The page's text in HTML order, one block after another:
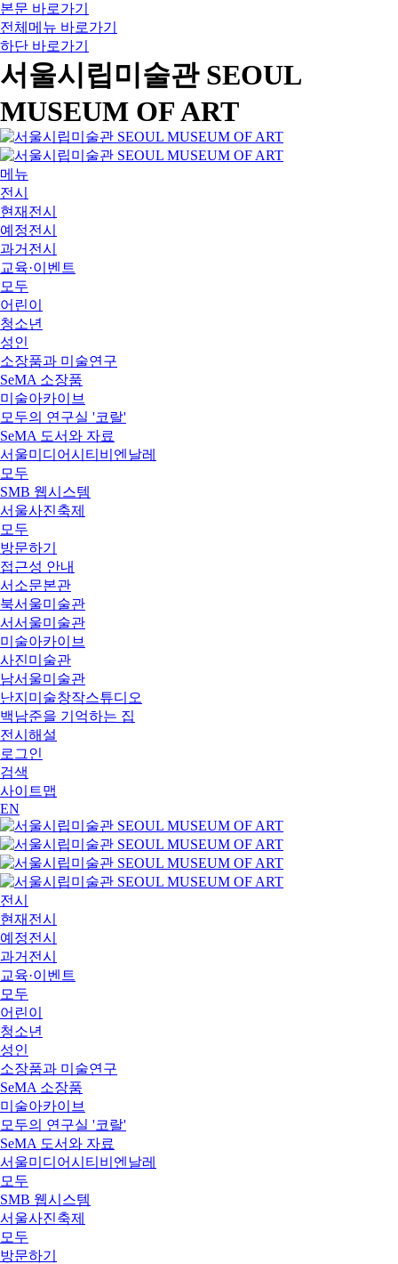
본문 바로가기
전체메뉴 바로가기
하단 바로가기
서울시립미술관 SEOUL
MUSEUM OF ART
메뉴
전시
현재전시
예정전시
과거전시
교육·이벤트
모두
어린이
청소년
성인
소장품과 미술연구
SeMA 소장품
미술아카이브
모두의 연구실 '코랄'
SeMA 도서와 자료
서울미디어시티비엔날레
모두
SMB 웹시스템
서울사진축제
모두
방문하기
접근성 안내
서소문본관
북서울미술관
서서울미술관
미술아카이브
사진미술관
남서울미술관
난지미술창작스튜디오
백남준을 기억하는 집
전시해설
로그인
검색
사이트맵
EN
전시
현재전시
예정전시
과거전시
교육·이벤트
모두
어린이
청소년
성인
소장품과 미술연구
SeMA 소장품
미술아카이브
모두의 연구실 '코랄'
SeMA 도서와 자료
서울미디어시티비엔날레
모두
SMB 웹시스템
서울사진축제
모두
방문하기